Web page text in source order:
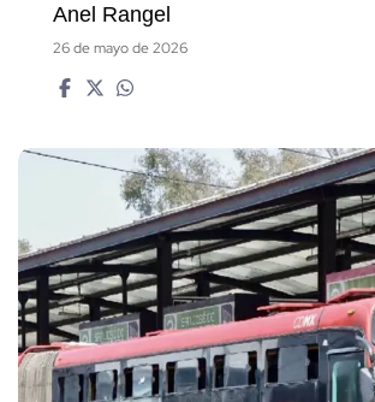
Anel Rangel
26 de mayo de 2026